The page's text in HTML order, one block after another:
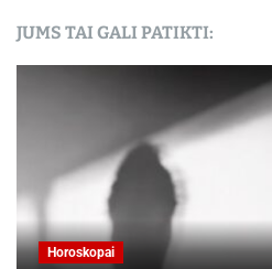
JUMS TAI GALI PATIKTI:
Horoskopai